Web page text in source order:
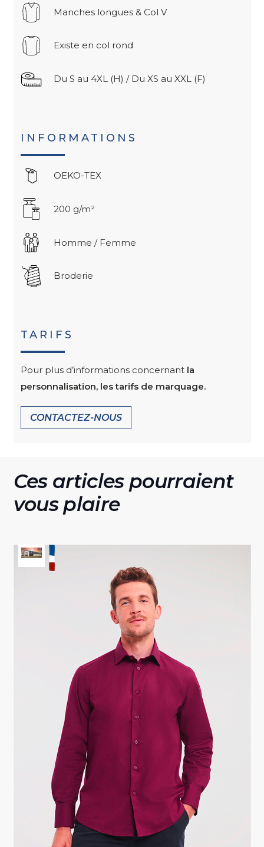
Manches longues & Col V
Existe en col rond
Du S au 4XL (H) / Du XS au XXL (F)
INFORMATIONS
OEKO-TEX
200 g/m²
Homme / Femme
Broderie
TARIFS
Pour plus d’informations concernantla
personnalisation, les tarifs de marquage.
CONTACTEZ-NOUS
Ces articles pourraient
vous plaire